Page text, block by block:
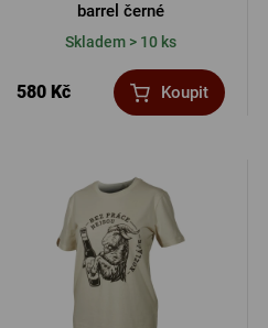
barrel černé
Skladem > 10 ks
580 Kč Koupit